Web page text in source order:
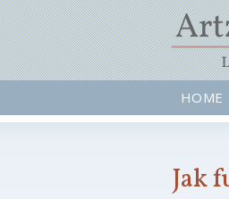
HOME
Jak